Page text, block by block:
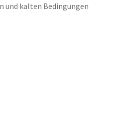
und kalten Bedingungen